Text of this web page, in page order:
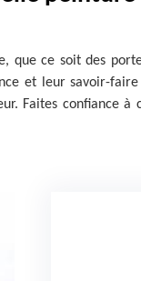
que ce soit des
et leur savoir-
Faites confiance